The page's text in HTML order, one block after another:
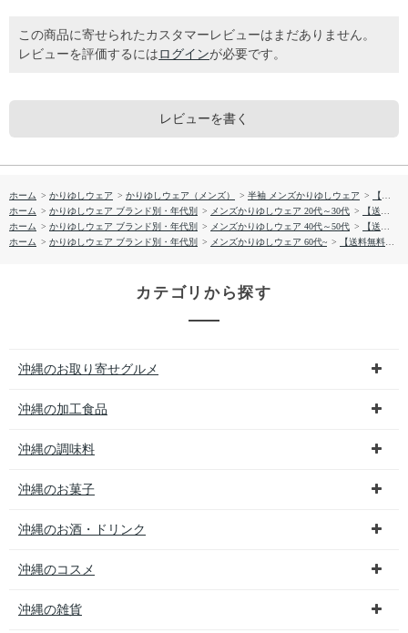
この商品に寄せられたカスタマーレビューはまだありません。
レビューを評価するには ログインが必要です。
レビューを書く
ホーム > かりゆしウェア > かりゆしウェア（メンズ） > 半袖 メンズかりゆしウェア >
【送料無料】ウエストアイランド柄 かりゆしウェア GEM15013S
ホーム > かりゆしウェア ブランド別・年代別 > メンズかりゆしウェア 20代～30代 >
【送料無料】ウエストアイランド柄 かりゆしウェア GEM15013S
ホーム > かりゆしウェア ブランド別・年代別 > メンズかりゆしウェア 40代～50代 >
【送料無料】ウエストアイランド柄 かりゆしウェア GEM15013S
ホーム > かりゆしウェア ブランド別・年代別 > メンズかりゆしウェア 60代~ > 【送料無料】ウエストアイランド柄 かりゆしウェア GEM15013S
カテゴリから探す
沖縄のお取り寄せグルメ
沖縄の加工食品
沖縄の調味料
沖縄のお菓子
沖縄のお酒・ドリンク
沖縄のコスメ
沖縄の雑貨